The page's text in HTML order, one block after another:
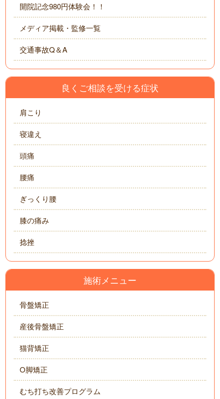
開院記念980円体験会！！
メディア掲載・監修一覧
交通事故Q＆A
良くご相談を受ける症状
肩こり
寝違え
頭痛
腰痛
ぎっくり腰
膝の痛み
捻挫
施術メニュー
骨盤矯正
産後骨盤矯正
猫背矯正
O脚矯正
むち打ち改善プログラム